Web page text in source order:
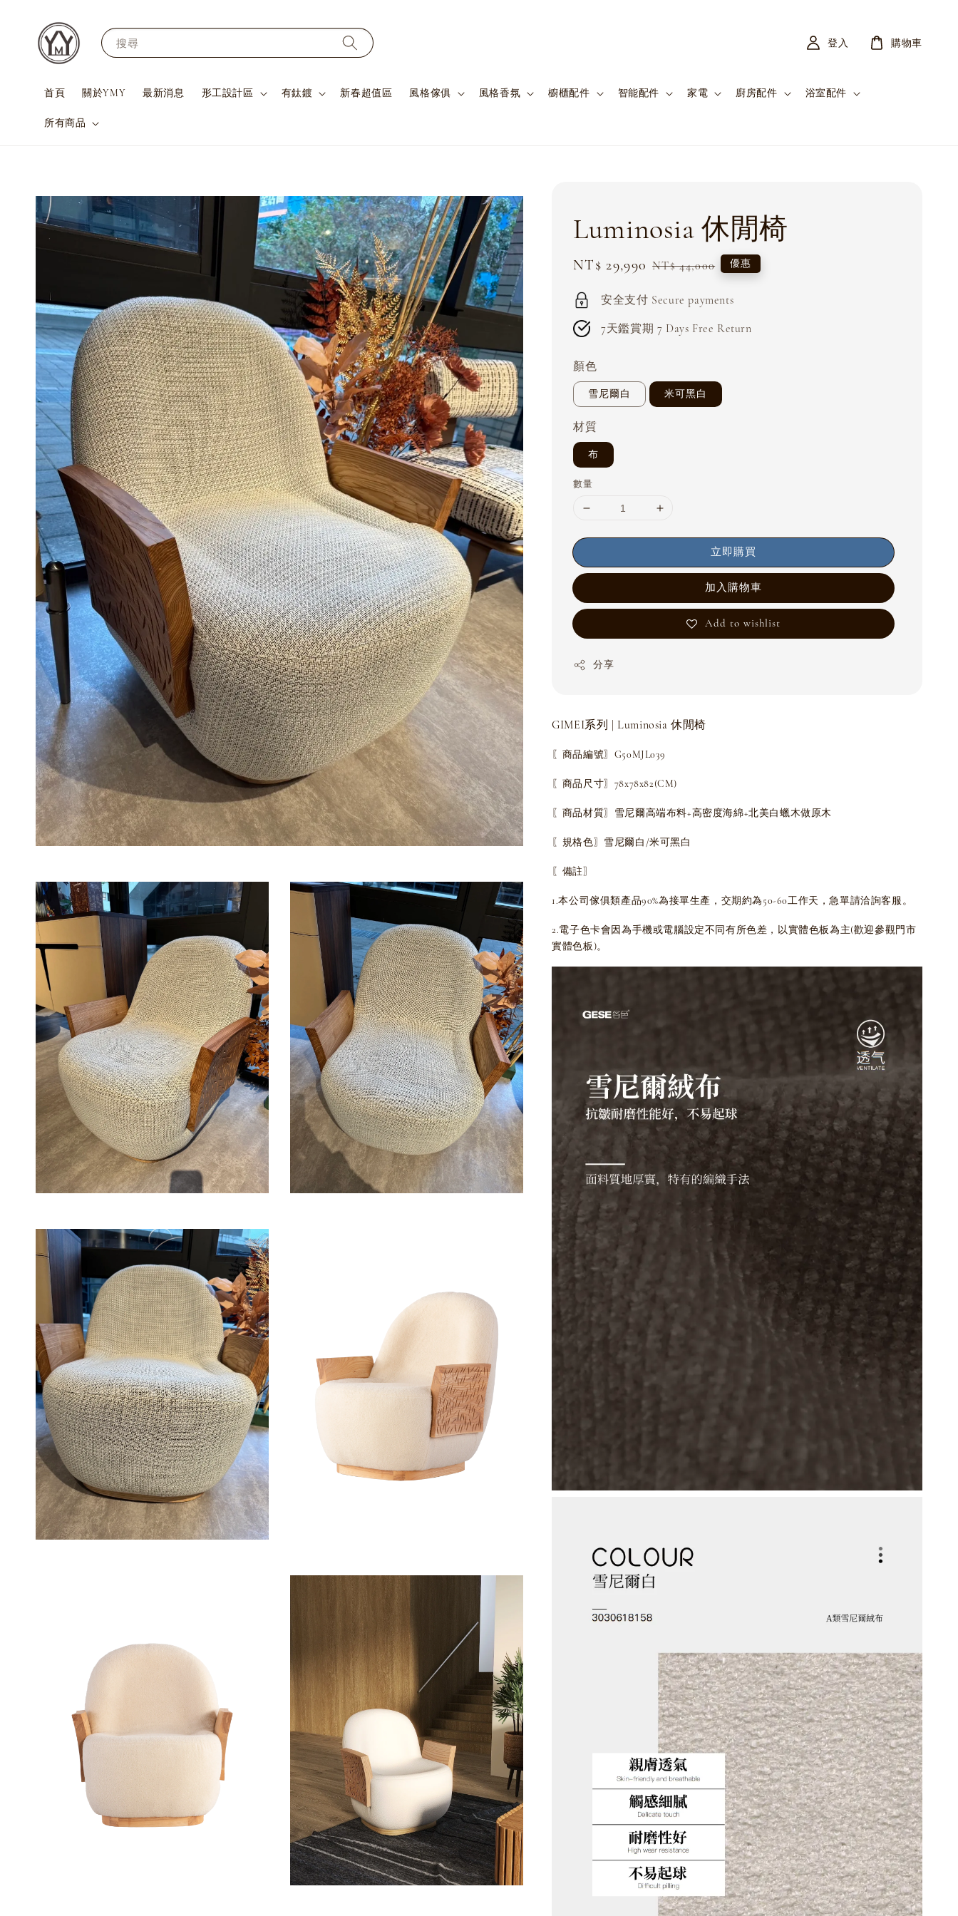
搜尋
首頁 關於YMY 最新消息 形工設計區 有鈦鍍 新春超值區 風格傢俱 風格香氛 櫥櫃配件 智能配件 家電 廚房配件 浴室配件
所有商品
登入 購物車
Luminosia 休閒椅
Sale
NT$ 29,990 Regular
NT$ 44,000 優惠
安全支付 Secure payments
7天鑑賞期 7 Days Free Return
顏色
雪尼爾白 米可黑白
材質
布
數量
立即購買
加入購物車
Add to wishlist
分享
GIMEI系列 | Luminosia 休閒椅
〖商品編號〗G50MJL039
〖商品尺寸〗78x78x82(CM)
〖商品材質〗雪尼爾高端布料+高密度海綿+北美白蠟木做原木
〖規格色〗雪尼爾白/米可黑白
〖備註〗
1.本公司傢俱類產品90%為接單生產，交期約為50-60工作天，急單請洽詢客服。
2.電子色卡會因為手機或電腦設定不同有所色差，以實體色板為主(歡迎參觀門市
實體色板)。